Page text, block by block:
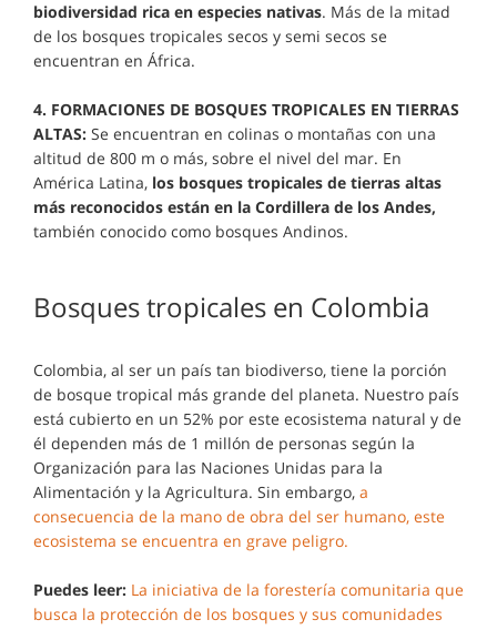
biodiversidad rica en especies nativas. Más de la mitad
de los bosques tropicales secos y semi secos se
encuentran en África.
4. FORMACIONES DE BOSQUES TROPICALES EN TIERRAS
ALTAS: Se encuentran en colinas o montañas con una
altitud de 800 m o más, sobre el nivel del mar. En
América Latina, los bosques tropicales de tierras altas
más reconocidos están en la Cordillera de los Andes,
también conocido como bosques Andinos.
Bosques tropicales en Colombia
Colombia, al ser un país tan biodiverso, tiene la porción
de bosque tropical más grande del planeta. Nuestro país
está cubierto en un 52% por este ecosistema natural y de
él dependen más de 1 millón de personas según la
Organización para las Naciones Unidas para la
Alimentación y la Agricultura. Sin embargo, a
consecuencia de la mano de obra del ser humano, este
ecosistema se encuentra en grave peligro.
Puedes leer: La iniciativa de la forestería comunitaria que
busca la protección de los bosques y sus comunidades